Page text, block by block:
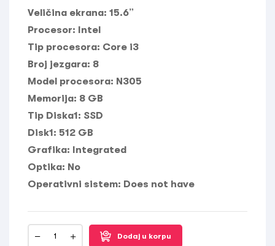
Veličina ekrana: 15.6”
Procesor: Intel
Tip procesora: Core i3
Broj jezgara: 8
Model procesora: N305
Memorija: 8 GB
Tip Diska1: SSD
Disk1: 512 GB
Grafika: Integrated
Optika: No
Operativni sistem: Does not have
Dodaj u korpu